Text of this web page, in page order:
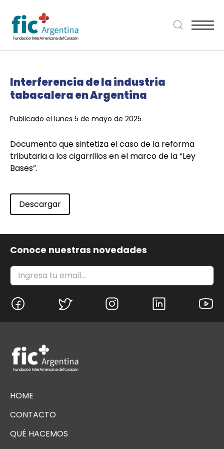
Interferencia de la industria
tabacalera en Argentina
Publicado el lunes 5 de mayo de 2025
Documento que sintetiza el caso de la reforma
tributaria a los cigarrillos en el marco de la “Ley
Bases”.
Descargar
Conoce nuestras novedades
HOME
CONTACTO
QUÉ HACEMOS